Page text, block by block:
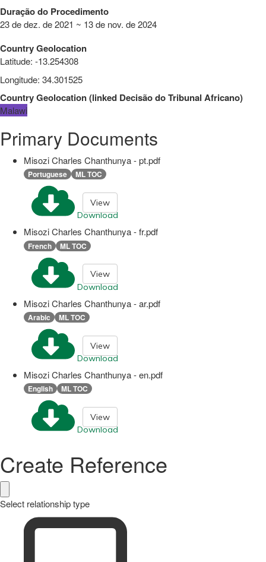
Duração do Procedimento
23 de dez. de 2021 ~ 13 de nov. de 2024
Country Geolocation
Latitude: -13.254308
Longitude: 34.301525
Country Geolocation(linked Decisão do Tribunal Africano)
Malawi
Primary Documents
Misozi Charles Chanthunya - pt.pdf
Portuguese ML TOC
Download
View
Misozi Charles Chanthunya - fr.pdf
French ML TOC
Download
View
Misozi Charles Chanthunya - ar.pdf
Arabic ML TOC
Download
View
Misozi Charles Chanthunya - en.pdf
English ML TOC
Download
View
Create Reference
Select relationship type